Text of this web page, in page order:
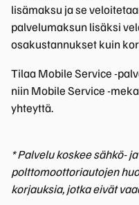
lisämaksu ja se
palvelumaksun lisäksi
osakustannukset kuin
Tilaa Mobile Service -
niin Mobile Service -
yhteyttä.
* Palvelu koskee sähkö-
polttomoottoriautojen
korjauksia, jotka eivät